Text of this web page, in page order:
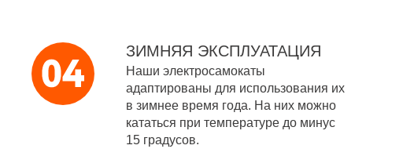
ЗИМНЯЯ ЭКСПЛУАТАЦИЯ
Наши электросамокаты
адаптированы для использования их
в зимнее время года. На них можно
кататься при температуре до минус
15 градусов.